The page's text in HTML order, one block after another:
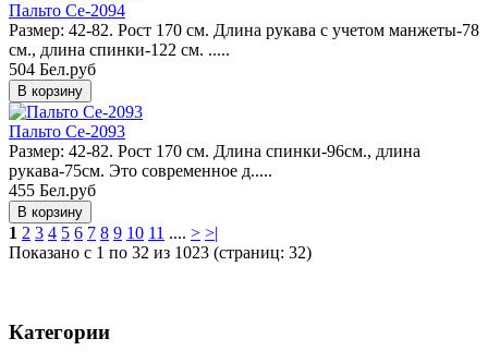
Пальто Ce-2094
Размер: 42-82. Рост 170 см. Длина рукава с учетом манжеты-78
см., длина спинки-122 см. .....
504 Бел.руб
Пальто Ce-2093
Размер: 42-82. Рост 170 см. Длина спинки-96см., длина
рукава-75см. Это современное д.....
455 Бел.руб
1 2 3 4 5 6 7 8 9 10 11 .... > >|
Показано с 1 по 32 из 1023 (страниц: 32)
Категории